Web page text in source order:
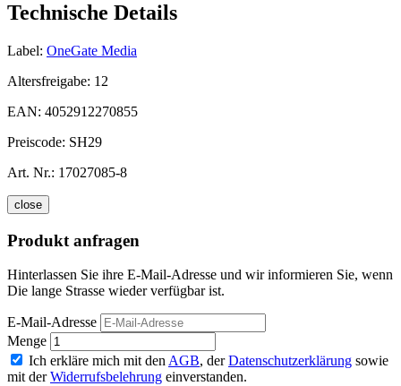
Technische Details
Label: OneGate Media
Altersfreigabe: 12
EAN: 4052912270855
Preiscode: SH29
Art. Nr.: 17027085-8
close
Produkt anfragen
Hinterlassen Sie ihre E-Mail-Adresse und wir informieren Sie, wenn
Die lange Strasse wieder verfügbar ist.
E-Mail-Adresse
Menge
Ich erkläre mich mit den AGB, derDatenschutzerklärung sowie
mit derWiderrufsbelehrung einverstanden.